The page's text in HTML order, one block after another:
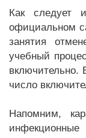
Как следует
официальном
занятия
учебный
включительно.
число
Напомним,